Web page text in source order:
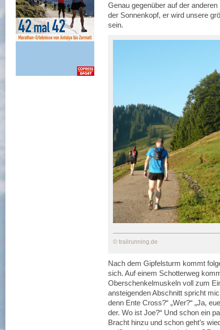
Genau gegenüber auf der
der Sonnenkopf, er wird unsere
sein.
© trailrunning.de
Nach dem Gipfelsturm kommt
sich. Auf einem Schotterweg
Oberschenkelmuskeln voll zum
ansteigenden Abschnitt spricht
denn Ente Cross?“ „Wer?“ „Ja,
der. Wo ist Joe?“ Und schon ein
Bracht hinzu und schon geht’s